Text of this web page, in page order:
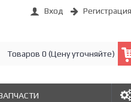
Вход Регистрация
Товаров 0 (Цену уточняйте)